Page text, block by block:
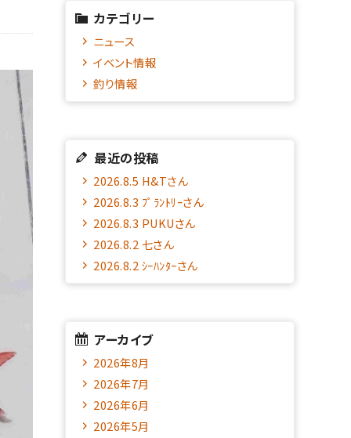
カテゴリー
ニュース
イベント情報
釣り情報
最近の投稿
2026.8.5 H&Tさん
2026.8.3 ﾌﾟﾗﾝﾄﾘｰさん
2026.8.3 PUKUさん
2026.8.2 七さん
2026.8.2 ｼｰﾊﾝﾀｰさん
アーカイブ
2026年8月
2026年7月
2026年6月
2026年5月